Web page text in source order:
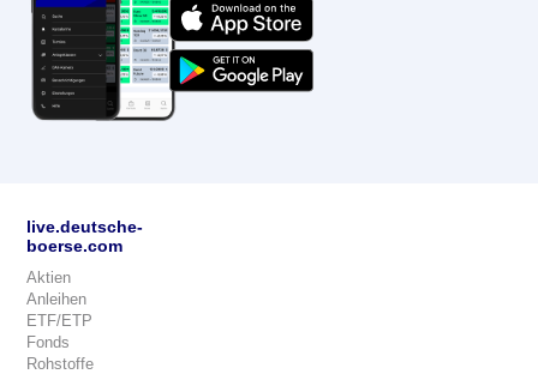
live.deutsche-
boerse.com
Aktien
Anleihen
ETF/ETP
Fonds
Rohstoffe